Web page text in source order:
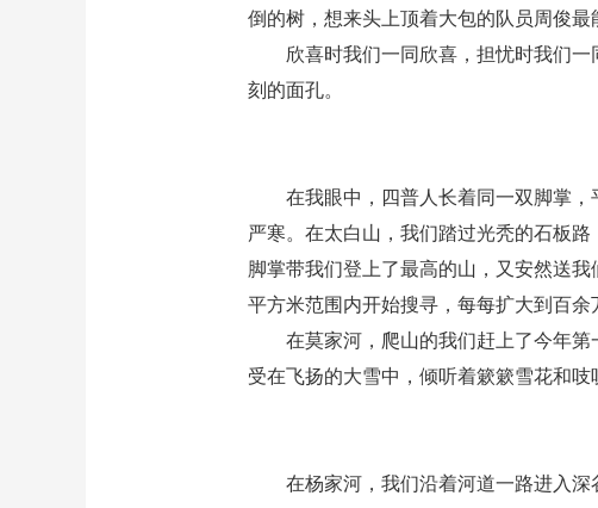
倒的树，想来头上顶着大包的队员周俊
欣喜时我们一同欣喜，担忧时我们
刻的面孔。
在我眼中，四普人长着同一双脚掌
严寒。在太白山，我们踏过光秃的石板
脚掌带我们登上了最高的山，又安然送
平方米范围内开始搜寻，每每扩大到百余
在莫家河，爬山的我们赶上了今年
受在飞扬的大雪中，倾听着簌簌雪花和
在杨家河，我们沿着河道一路进入